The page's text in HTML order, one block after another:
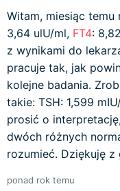
Witam, miesiąc temu
3,64 ulU/ml, FT4:
z wynikami do
pracuje tak, jak
kolejne badania.
takie: TSH: 1,599
prosić o
dwóch różnych
rozumieć. Dziękuję
ponad rok temu